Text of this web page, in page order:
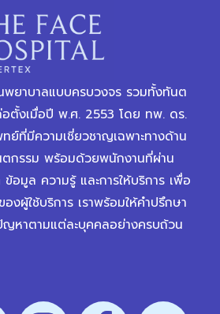
พยาบาลแบบครบวงจร รวมทั้งทันต
ตั้งเมื่อปี พ.ศ. 2553 โดย ทพ. ดร.
ที่มีความเชี่ยวชาญเฉพาะทางด้าน
ตกรรม พร้อมด้วยพนักงานที่ผ่าน
อมูล ความรู้ และการให้บริการ เพื่อ
งผู้ใช้บริการ เราพร้อมให้คำปรึกษา
ญหาตามแต่ละบุคคลอย่างครบถ้วน